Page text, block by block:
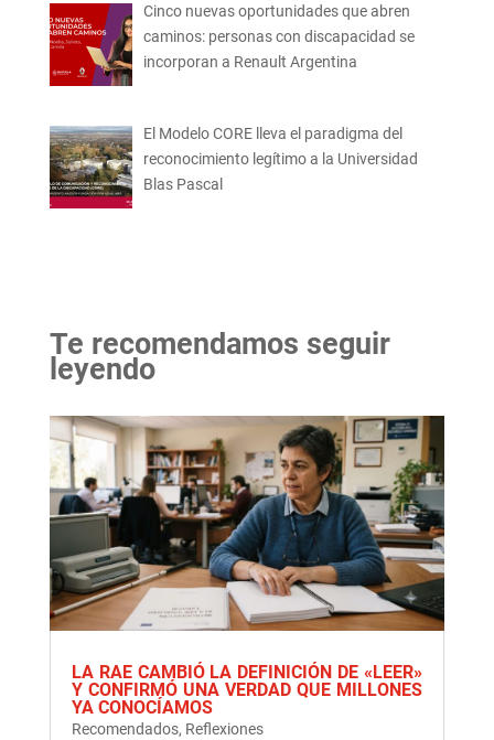
Cinco nuevas oportunidades que abren
caminos: personas con discapacidad se
incorporan a Renault Argentina
El Modelo CORE lleva el paradigma del
reconocimiento legítimo a la Universidad
Blas Pascal
Te recomendamos seguir
leyendo
LA RAE CAMBIÓ LA DEFINICIÓN DE «LEER»
Y CONFIRMÓ UNA VERDAD QUE MILLONES
YA CONOCÍAMOS
Recomendados, Reflexiones